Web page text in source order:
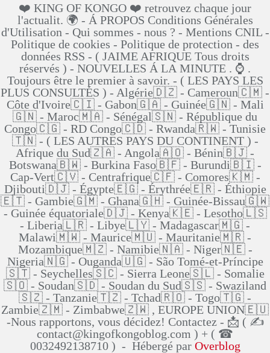
❤️ KING OF KONGO ❤️ retrouvez chaque jour
l'actualit. 🌍 - Á PROPOS Conditions Générales
d'Utilisation - Qui sommes - nous ? - Mentions CNIL -
Politique de cookies - Politique de protection - des
données RSS - ( JAIME AFRIQUE Tous droits
réservés ) - NOUVELLES Á LA MINUTE . ⌚ .
Toujours être le premier à savoir. - ( LES PAYS LES
PLUS CONSULTÉS ) - Algérie🇩🇿 - Cameroun🇨🇲 -
Côte d'Ivoire🇨🇮 - Gabon🇬🇦 - Guinée🇬🇳 - Mali
🇬🇳 - Maroc🇲🇦 - Sénégal🇸🇳 - République du
Congo🇨🇬 - RD Congo🇨🇩 - Rwanda🇷🇼 - Tunisie
🇹🇳 - ( LES AUTRES PAYS DU CONTINENT ) -
Afrique du Sud🇿🇦 - Angola🇦🇴 - Bénin🇧🇯 -
Botswana🇧🇼 - Burkina Faso🇧🇫 - Burundi🇧🇮 -
Cap-Vert🇨🇻 - Centrafrique🇨🇫 - Comores🇰🇲 -
Djibouti🇩🇯 - Égypte🇪🇬 - Érythrée🇪🇷 - Éthiopie
🇪🇹 - Gambie🇬🇲 - Ghana🇬🇭 - Guinée-Bissau🇬🇼
- Guinée équatoriale🇩🇯 - Kenya🇰🇪 - Lesotho🇱🇸
- Liberia🇱🇷 - Libye🇱🇾 - Madagascar🇲🇬 -
Malawi🇲🇼 - Maurice🇲🇺 - Mauritanie🇲🇷 -
Mozambique🇲🇿 - Namibie🇳🇦 - Niger🇳🇪 -
Nigeria🇳🇬 - Ouganda🇺🇬 - São Tomé-et-Príncipe
🇸🇹 - Seychelles🇸🇨 - Sierra Leone🇸🇱 - Somalie
🇸🇴 - Soudan🇸🇩 - Soudan du Sud🇸🇸 - Swaziland
🇸🇿 - Tanzanie🇹🇿 - Tchad🇷🇴 - Togo🇹🇬 -
Zambie🇿🇲 - Zimbabwe🇿🇼 , EUROPE UNION🇪🇺
-Nous rapportons, vous décidez! Contactez - 📩 ( ✍
contact@kingofkongoblog.com ) + ( ☎
0032492138710 ) - Hébergé par Overblog